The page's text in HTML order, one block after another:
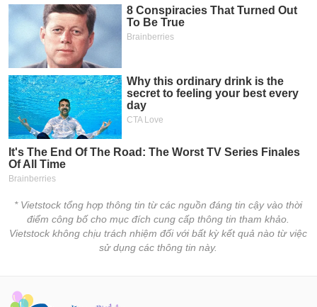
* Vietstock tổng hợp thông tin từ các nguồn đáng tin cậy vào thời
điểm công bố cho mục đích cung cấp thông tin tham khảo.
Vietstock không chịu trách nhiệm đối với bất kỳ kết quả nào từ việc
sử dụng các thông tin này.